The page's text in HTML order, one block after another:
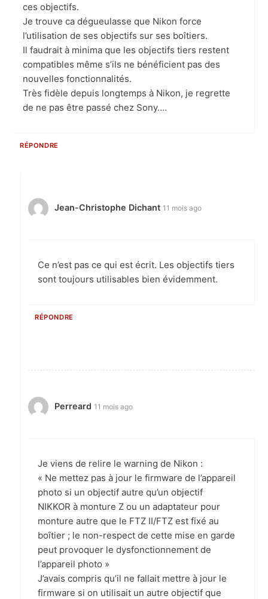
ces objectifs.
Je trouve ca dégueulasse que Nikon force
l’utilisation de ses objectifs sur ses boîtiers.
Il faudrait à minima que les objectifs tiers restent
compatibles même s’ils ne bénéficient pas des
nouvelles fonctionnalités.
Très fidèle depuis longtemps à Nikon, je regrette
de ne pas être passé chez Sony….
RÉPONDRE
Jean-Christophe Dichant 11 mois ago
Ce n’est pas ce qui est écrit. Les objectifs tiers
sont toujours utilisables bien évidemment.
RÉPONDRE
Perreard 11 mois ago
Je viens de relire le warning de Nikon :
« Ne mettez pas à jour le firmware de l’appareil
photo si un objectif autre qu’un objectif
NIKKOR à monture Z ou un adaptateur pour
monture autre que le FTZ II/FTZ est fixé au
boîtier ; le non-respect de cette mise en garde
peut provoquer le dysfonctionnement de
l’appareil photo »
J’avais compris qu’il ne fallait mettre à jour le
firmware si on utilisait un autre objectif que